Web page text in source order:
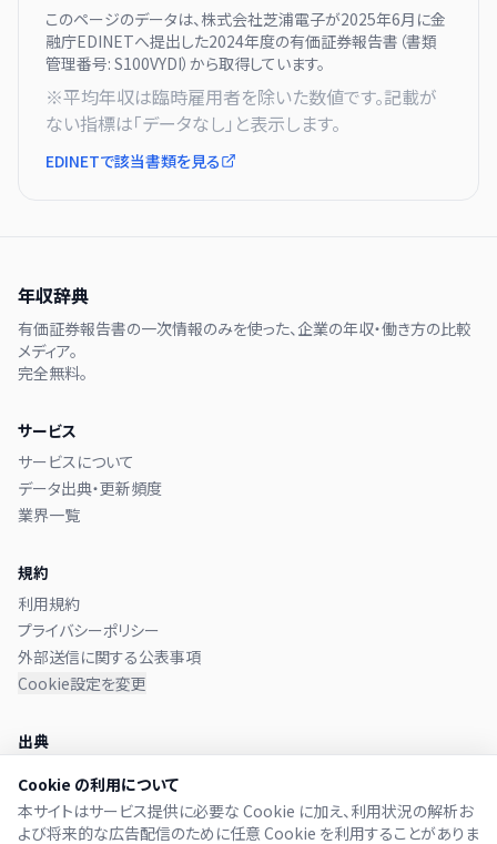
このページのデータは、株式会社芝浦電子が2025年6月に金
融庁EDINETへ提出した2024年度の有価証券報告書（書類
管理番号: S100VYDI）から取得しています。
※平均年収は臨時雇用者を除いた数値です。記載が
ない指標は「データなし」と表示します。
EDINETで該当書類を見る
年収辞典
有価証券報告書の一次情報のみを使った、企業の年収・働き方の比較
メディア。
完全無料。
サービス
サービスについて
データ出典・更新頻度
業界一覧
規約
利用規約
プライバシーポリシー
外部送信に関する公表事項
Cookie設定を変更
出典
本サイトのデータは
ら取得しています。
Cookie の利用について
本サイトはサービス提供に必要な Cookie に加え、利用状況の解析お
よび将来的な広告配信のために任意 Cookie を利用することがありま